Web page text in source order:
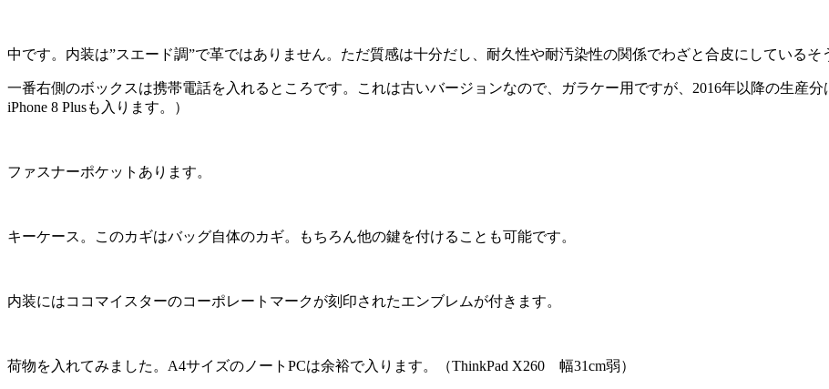
中です。内装は”スエード調”で革ではありません。ただ質感は十分だし、耐久性や耐汚染性の関係でわざと合皮にしているそ
一番右側のボックスは携帯電話を入れるところです。これは古いバージョンなので、ガラケー用ですが、2016年以降の生産分
iPhone 8 Plusも入ります。）
ファスナーポケットあります。
キーケース。このカギはバッグ自体のカギ。もちろん他の鍵を付けることも可能です。
内装にはココマイスターのコーポレートマークが刻印されたエンブレムが付きます。
荷物を入れてみました。A4サイズのノートPCは余裕で入ります。（ThinkPad X260 幅31cm弱）